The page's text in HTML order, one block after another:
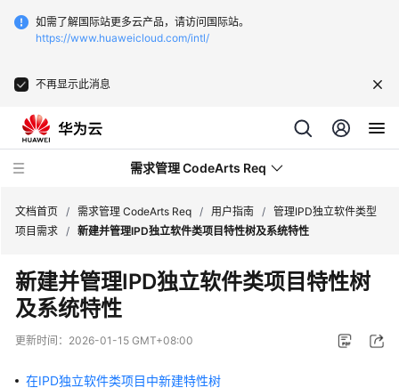
如需了解国际站更多云产品，请访问国际站。
https://www.huaweicloud.com/intl/
不再显示此消息
需求管理 CodeArts Req
最
新
动
文档首页 / 需求管理 CodeArts Req / 用户指南 / 管理IPD独立软件类型
项目需求 / 新建并管理IPD独立软件类项目特性树及系统特性
新建并管理IPD独立软件类项目特性树
及系统特性
更新时间： 2026-01-15 GMT+08:00
在IPD独立软件类项目中新建特性树